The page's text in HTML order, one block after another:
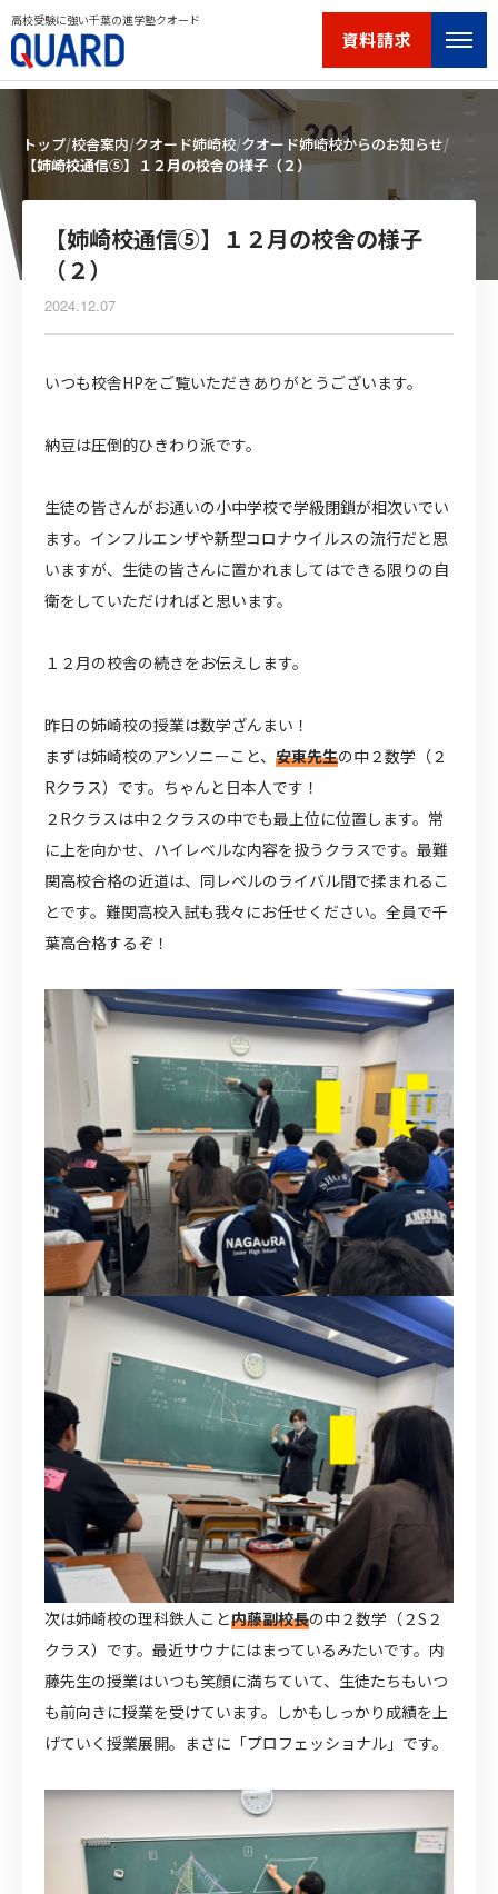
高校受験に強い千葉の進学塾クオード
資料請求
トップ 校舎案内 クオード姉崎校 クオード姉崎校からのお知らせ
【姉崎校通信⑤】１２月の校舎の様子（２）
【姉崎校通信⑤】１２月の校舎の様子
（２）
2024.12.07
いつも校舎HPをご覧いただきありがとうございます。
納豆は圧倒的ひきわり派です。
生徒の皆さんがお通いの小中学校で学級閉鎖が相次いでい
ます。インフルエンザや新型コロナウイルスの流行だと思
いますが、生徒の皆さんに置かれましてはできる限りの自
衛をしていただければと思います。
１２月の校舎の続きをお伝えします。
昨日の姉崎校の授業は数学ざんまい！
まずは姉崎校のアンソニーこと、 安東先生の中２数学（２
Rクラス）です。ちゃんと日本人です！
２Rクラスは中２クラスの中でも最上位に位置します。常
に上を向かせ、ハイレベルな内容を扱うクラスです。最難
関高校合格の近道は、同レベルのライバル間で揉まれるこ
とです。難関高校入試も我々にお任せください。全員で千
葉高合格するぞ！
次は姉崎校の理科鉄人こと内藤副校長の中２数学（２S２
クラス）です。最近サウナにはまっているみたいです。内
藤先生の授業はいつも笑顔に満ちていて、生徒たちもいつ
も前向きに授業を受けています。しかもしっかり成績を上
げていく授業展開。まさに「プロフェッショナル」です。